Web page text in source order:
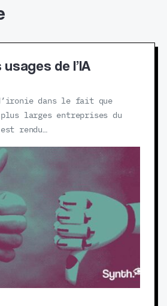
de l’IA
dans le fait que
plus larges entreprises du
rendu…